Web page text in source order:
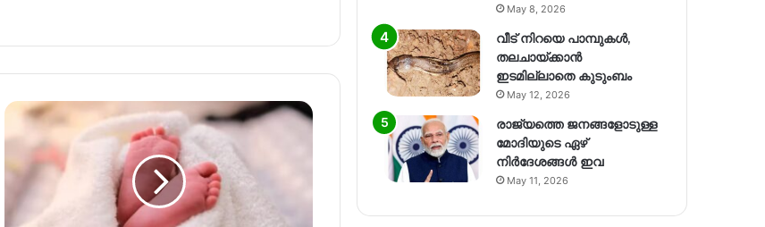
May 8, 2026
വീട് നിറയെ പാമ്പുകൾ,
തലചായ്ക്കാൻ
ഇടമില്ലാതെ കുടുംബം
May 12, 2026
രാജ്യത്തെ ജനങ്ങളോടുള്ള
മോദിയുടെ ഏഴ്
നിര്‍ദേശങ്ങള്‍ ഇവ
May 11, 2026